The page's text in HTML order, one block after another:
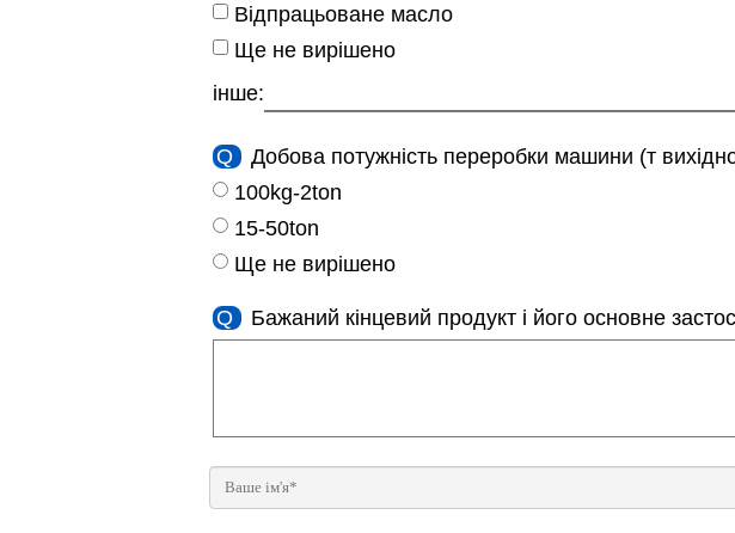
Відпрацьоване масло
Ще не вирішено
інше:
Q Добова потужність переробки машини (т
100kg-2ton
15-50ton
Ще не вирішено
Q Бажаний кінцевий продукт і його основне